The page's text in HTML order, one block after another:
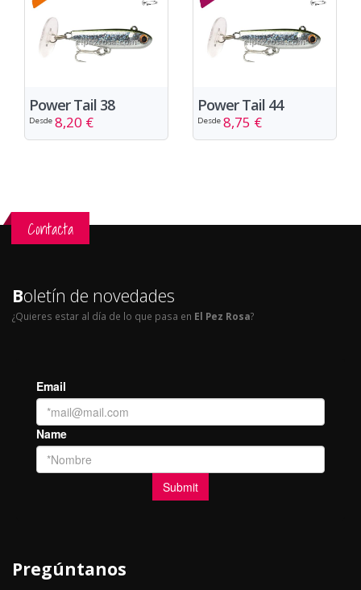
Power Tail 38
Desde 8,20 €
Power Tail 44
Desde 8,75 €
Contacta
Boletín de novedades
¿Quieres estar al día de lo que pasa en El Pez Rosa?
Pregúntanos